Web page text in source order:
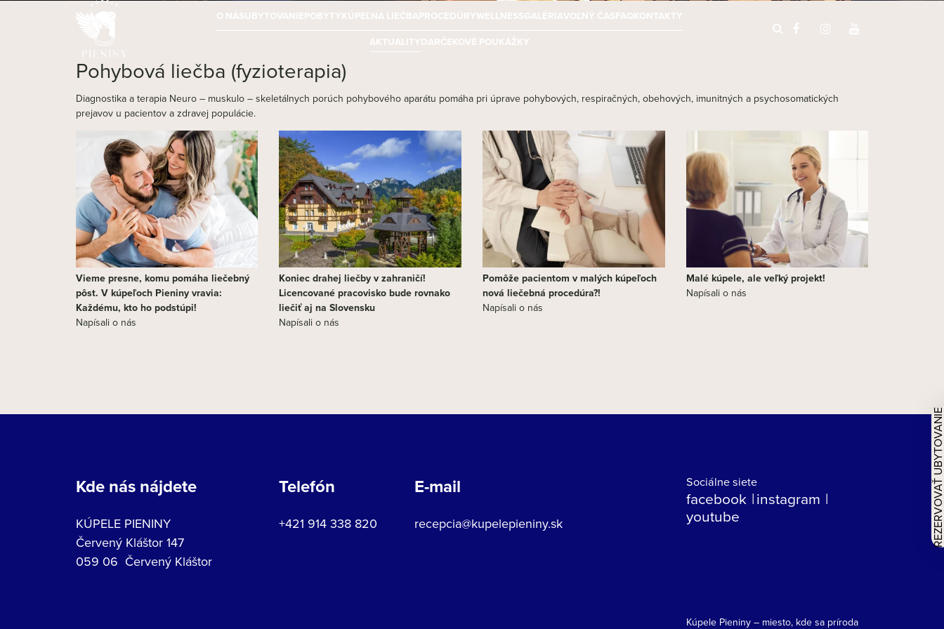
O NÁSUBYTOVANIEPOBYTYKÚPEĽNÁ LIEČBAPROCEDÚRYWELLNESSGALÉRIAVOĽNÝ ČASFAQKONTAKTY
AKTUALITYDARČEKOVÉ POUKÁŽKY
Pohybová liečba (fyzioterapia)
Diagnostika a terapia Neuro – muskulo – skeletálnych porúch pohybového aparátu pomáha pri úprave pohybových, respiračných, obehových, imunitných a psychosomatických
prejavov u pacientov a zdravej populácie.
Vieme presne, komu pomáha liečebný
pôst. V kúpeľoch Pieniny vravia:
Každému, kto ho podstúpi!
Napísali o nás
Koniec drahej liečby v zahraničí!
Licencované pracovisko bude rovnako
liečiť aj na Slovensku
Napísali o nás
Pomôže pacientom v malých kúpeľoch
nová liečebná procedúra?!
Napísali o nás
Malé kúpele, ale veľký projekt!
Napísali o nás
Kde nás nájdete
KÚPELE PIENINY
Červený Kláštor 147
059 06 Červený Kláštor
Telefón
+421 914 338 820
E-mail
recepcia@kupelepieniny.sk
Sociálne siete
facebook instagram
youtube
Kúpele Pieniny – miesto, kde sa príroda